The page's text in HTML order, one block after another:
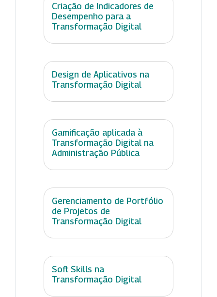
Criação de Indicadores de
Desempenho para a
Transformação Digital
Design de Aplicativos na
Transformação Digital
Gamificação aplicada à
Transformação Digital na
Administração Pública
Gerenciamento de Portfólio
de Projetos de
Transformação Digital
Soft Skills na
Transformação Digital